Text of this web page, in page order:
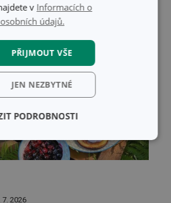
s cuketou?
7. 2026
7. 2026
v Informacích o
údajů.
PŘIJMOUT VŠE
JEN NEZBYTNÉ
PODROBNOSTI
Analytické a
preferenční
cookies